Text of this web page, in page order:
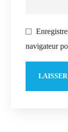
navigateur